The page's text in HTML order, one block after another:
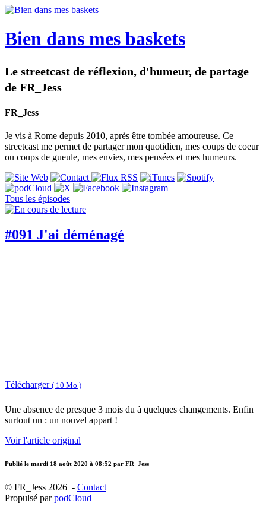
Bien dans mes baskets
Le streetcast de réflexion, d'humeur, de partage
de FR_Jess
FR_Jess
Je vis à Rome depuis 2010, après être tombée amoureuse. Ce
streetcast me permet de partager mon quotidien, mes coups de coeur
ou coups de gueule, mes envies, mes pensées et mes humeurs.
Tous les épisodes
#091 J'ai déménagé
Télécharger ( 10 Mo )
Une absence de presque 3 mois du à quelques changements. Enfin
surtout un : un nouvel appart !
Voir l'article original
Publié le mardi 18 août 2020 à 08:52 par FR_Jess
© FR_Jess 2026 - Contact
Propulsé parpodCloud